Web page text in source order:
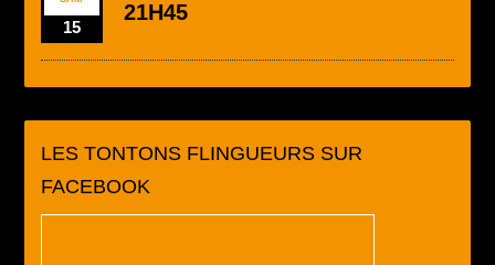
15
21H45
LES TONTONS FLINGUEURS SUR
FACEBOOK